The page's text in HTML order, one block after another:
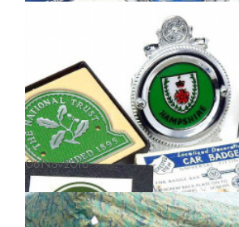
ラー クッキング ストーブ 箱付 が入荷です。 ア
ョンと並んで英国を代表するビンテージストー
英国RAC グリルバッジ＆GBプレー
英国王室御用達の自動車クラブでロードサービ
Automobile Club)の会員用カー・グリルバッジ
ました。1950年代頃に会員に配布されていた
06Nov2018